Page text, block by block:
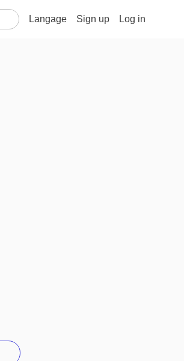
Langage Sign up Log in